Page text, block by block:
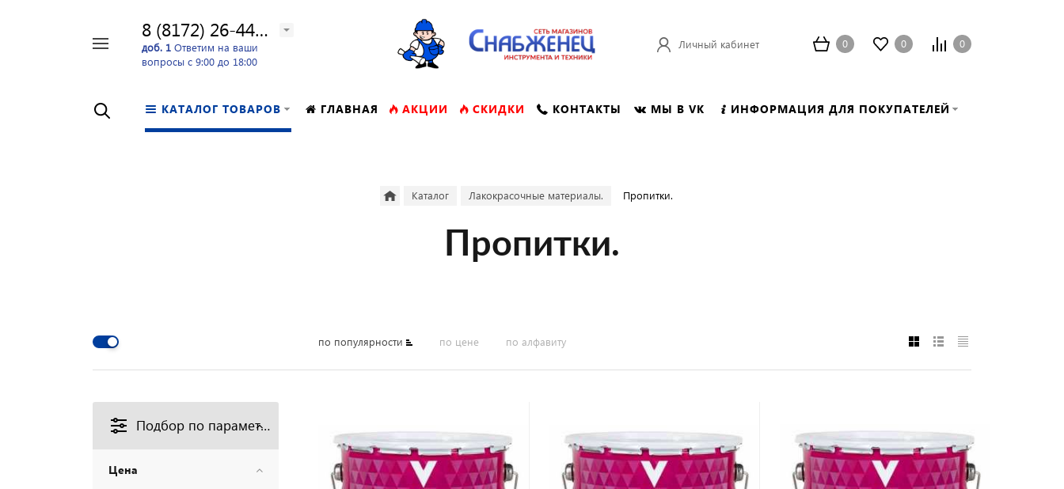
8 (8172) 26-44-24
доб. 1 Ответим на ваши
вопросы с 9:00 до 18:00
Личный кабинет 0 0 0
КАТАЛОГ ТОВАРОВ ГЛАВНАЯ АКЦИИ СКИДКИ КОНТАКТЫ МЫ В VK ИНФОРМАЦИЯ ДЛЯ ПОКУПАТЕЛЕЙ
Каталог Лакокрасочные материалы. Пропитки.
Пропитки.
по популярности по цене по алфавиту
Подбор по параметрам
Цена